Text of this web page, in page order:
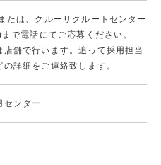
たは、クルーリクルートセンター
で電話にてご応募ください。
舗で行います。追って採用担当
詳細をご連絡致します。
センター